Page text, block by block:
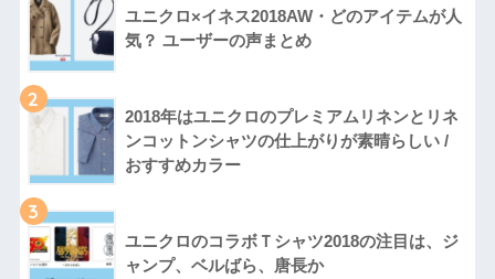
ユニクロ×イネス2018AW・どのアイテムが人
気？ ユーザーの声まとめ
2
2018年はユニクロのプレミアムリネンとリネ
ンコットンシャツの仕上がりが素晴らしい /
おすすめカラー
3
ユニクロのコラボＴシャツ2018の注目は、ジ
ャンプ、ベルばら、唐長か